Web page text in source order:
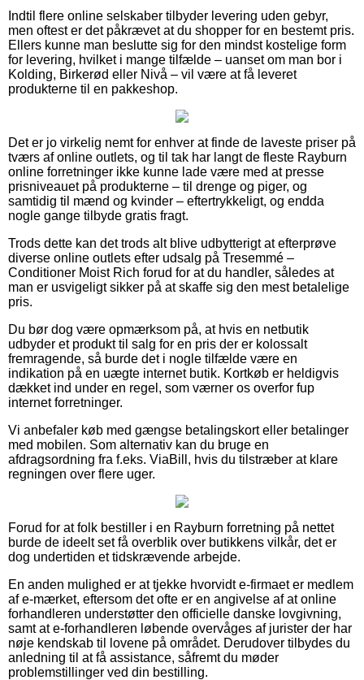
Indtil flere online selskaber tilbyder levering uden gebyr,
men oftest er det påkrævet at du shopper for en bestemt pris.
Ellers kunne man beslutte sig for den mindst kostelige form
for levering, hvilket i mange tilfælde – uanset om man bor i
Kolding, Birkerød eller Nivå – vil være at få leveret
produkterne til en pakkeshop.
Det er jo virkelig nemt for enhver at finde de laveste priser på
tværs af online outlets, og til tak har langt de fleste Rayburn
online forretninger ikke kunne lade være med at presse
prisniveauet på produkterne – til drenge og piger, og
samtidig til mænd og kvinder – eftertrykkeligt, og endda
nogle gange tilbyde gratis fragt.
Trods dette kan det trods alt blive udbytterigt at efterprøve
diverse online outlets efter udsalg på Tresemmé –
Conditioner Moist Rich forud for at du handler, således at
man er usvigeligt sikker på at skaffe sig den mest betalelige
pris.
Du bør dog være opmærksom på, at hvis en netbutik
udbyder et produkt til salg for en pris der er kolossalt
fremragende, så burde det i nogle tilfælde være en
indikation på en uægte internet butik. Kortkøb er heldigvis
dækket ind under en regel, som værner os overfor fup
internet forretninger.
Vi anbefaler køb med gængse betalingskort eller betalinger
med mobilen. Som alternativ kan du bruge en
afdragsordning fra f.eks. ViaBill, hvis du tilstræber at klare
regningen over flere uger.
Forud for at folk bestiller i en Rayburn forretning på nettet
burde de ideelt set få overblik over butikkens vilkår, det er
dog undertiden et tidskrævende arbejde.
En anden mulighed er at tjekke hvorvidt e-firmaet er medlem
af e-mærket, eftersom det ofte er en angivelse af at online
forhandleren understøtter den officielle danske lovgivning,
samt at e-forhandleren løbende overvåges af jurister der har
nøje kendskab til lovene på området. Derudover tilbydes du
anledning til at få assistance, såfremt du møder
problemstillinger ved din bestilling.